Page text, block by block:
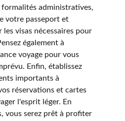
administratives,
votre passeport et
les visas nécessaires pour
également à
voyage pour vous
Enfin, établissez
importants à
réservations et cartes
l'esprit léger. En
vous serez prêt à profiter